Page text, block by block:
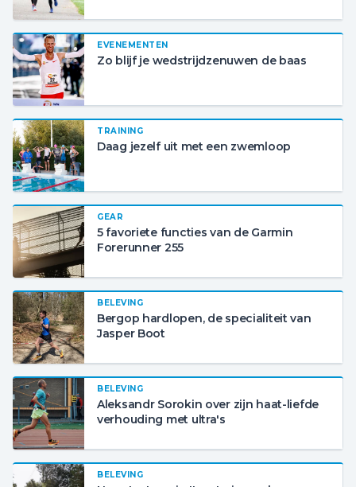
EVENEMENTEN
Zo blijf je wedstrijdzenuwen de baas
TRAINING
Daag jezelf uit met een zwemloop
GEAR
5 favoriete functies van de Garmin
Forerunner 255
BELEVING
Bergop hardlopen, de specialiteit van
Jasper Boot
BELEVING
Aleksandr Sorokin over zijn haat-liefde
verhouding met ultra's
BELEVING